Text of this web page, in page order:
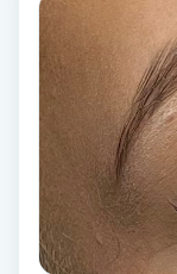
Blowout
Bottenfärg
Brynformning
Brynfärgning